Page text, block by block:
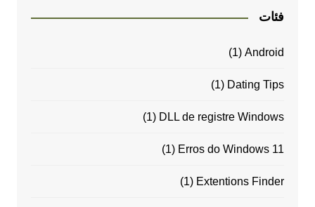
فئات
Android
(1)
Dating Tips
(1)
DLL de registre Windows
(1)
Erros do Windows 11
(1)
Extentions Finder
(1)